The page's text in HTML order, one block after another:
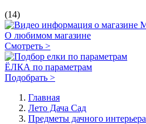
(14)
О любимом магазине
Смотреть >
ЁЛКА по параметрам
Подобрать >
Главная
Лето Дача Сад
Предметы дачного интерьера